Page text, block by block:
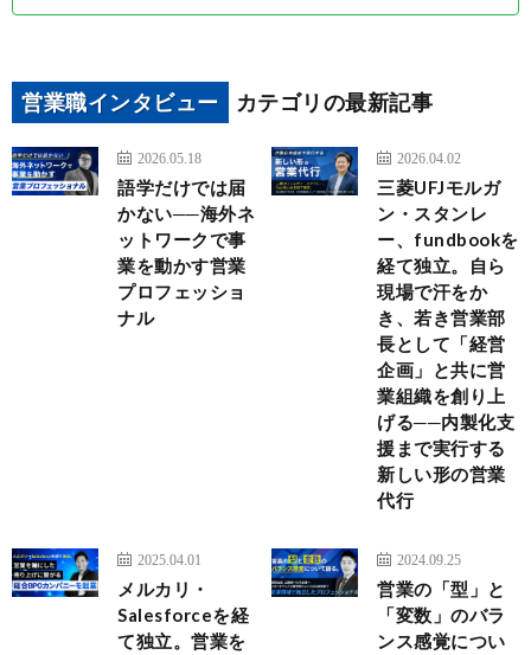
営業職インタビュー カテゴリの最新記事
2026.05.18
語学だけでは届
かない──海外ネ
ットワークで事
業を動かす営業
プロフェッショ
ナル
2026.04.02
三菱UFJモルガ
ン・スタンレ
ー、fundbookを
経て独立。自ら
現場で汗をか
き、若き営業部
長として「経営
企画」と共に営
業組織を創り上
げる──内製化支
援まで実行する
新しい形の営業
代行
2025.04.01
メルカリ・
Salesforceを経
て独立。営業を
2024.09.25
営業の「型」と
「変数」のバラ
ンス感覚につい